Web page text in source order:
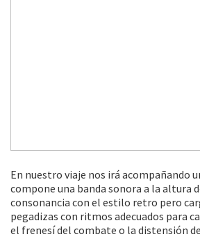
En nuestro viaje nos irá acompañando
compone una banda sonora a la altura
consonancia con el estilo retro pero
pegadizas con ritmos adecuados para
el frenesí del combate o la distensión